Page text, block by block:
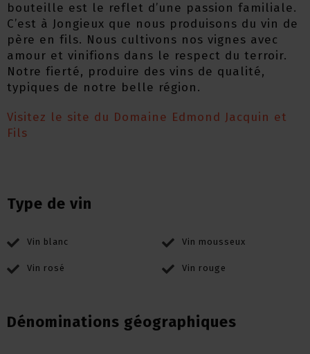
bouteille est le reflet d’une passion familiale.
C’est à Jongieux que nous produisons du vin de
père en fils. Nous cultivons nos vignes avec
amour et vinifions dans le respect du terroir.
Notre fierté, produire des vins de qualité,
typiques de notre belle région.
Visitez le site du Domaine Edmond Jacquin et
Fils
Type de vin
Vin blanc Vin mousseux
Vin rosé Vin rouge
Dénominations géographiques